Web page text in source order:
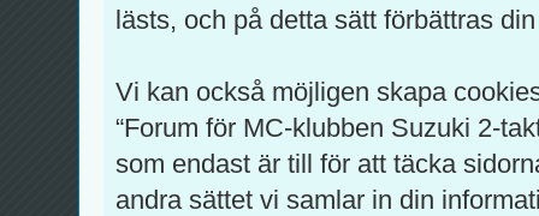
lästs, och på detta sätt förbättras
Vi kan också möjligen skapa
“Forum för MC-klubben Suzuki 2-
som endast är till för att täcka
andra sättet vi samlar in din